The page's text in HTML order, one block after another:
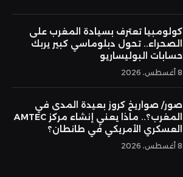
كولومبيا تعترف بسيادة المغرب على
الصحراء.. تحول دبلوماسي كبير يربك
حسابات البوليساريو
8 أغسطس، 2026
صور/ صواريخ كروز بعيدة المدى في
المغرب؟.. ماذا يعني إنشاء مركز AMTEC
العسكري الأمريكي في طانطان؟
8 أغسطس، 2026